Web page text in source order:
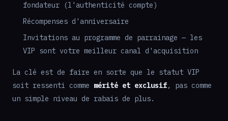
fondateur (l'authenticité compte)
Récompenses d'anniversaire
Invitations au programme de parrainage — les
VIP sont votre meilleur canal d'acquisition
La clé est de faire en sorte que le statut VIP
soit ressenti comme mérité et exclusif, pas comme
un simple niveau de rabais de plus.